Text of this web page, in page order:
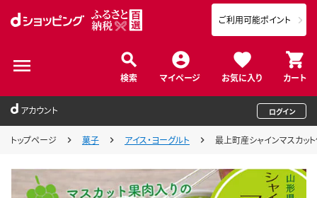
検索 マイページ お気に入り カート
ご利用可能ポイント
アカウント ログイン
トップページ 菓子 アイス・ヨーグルト 最上町産シャインマスカッ